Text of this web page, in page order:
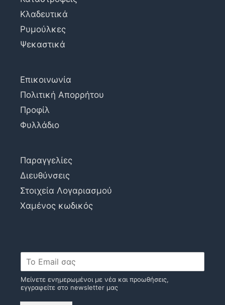
Κλαδευτικά
Ρυμούλκες
Ψεκαστικά
Επικοινωνία
Πολιτική Απορρήτου
Προφίλ
Φυλλάδιο
Παραγγελίες
Διευθύνσεις
Στοιχεία Λογαριασμού
Χαμένος κωδικός
Μείνετε ενημερωμένοι με νέα και προωθήσεις,
εγγραφείτε στο newsletter μας